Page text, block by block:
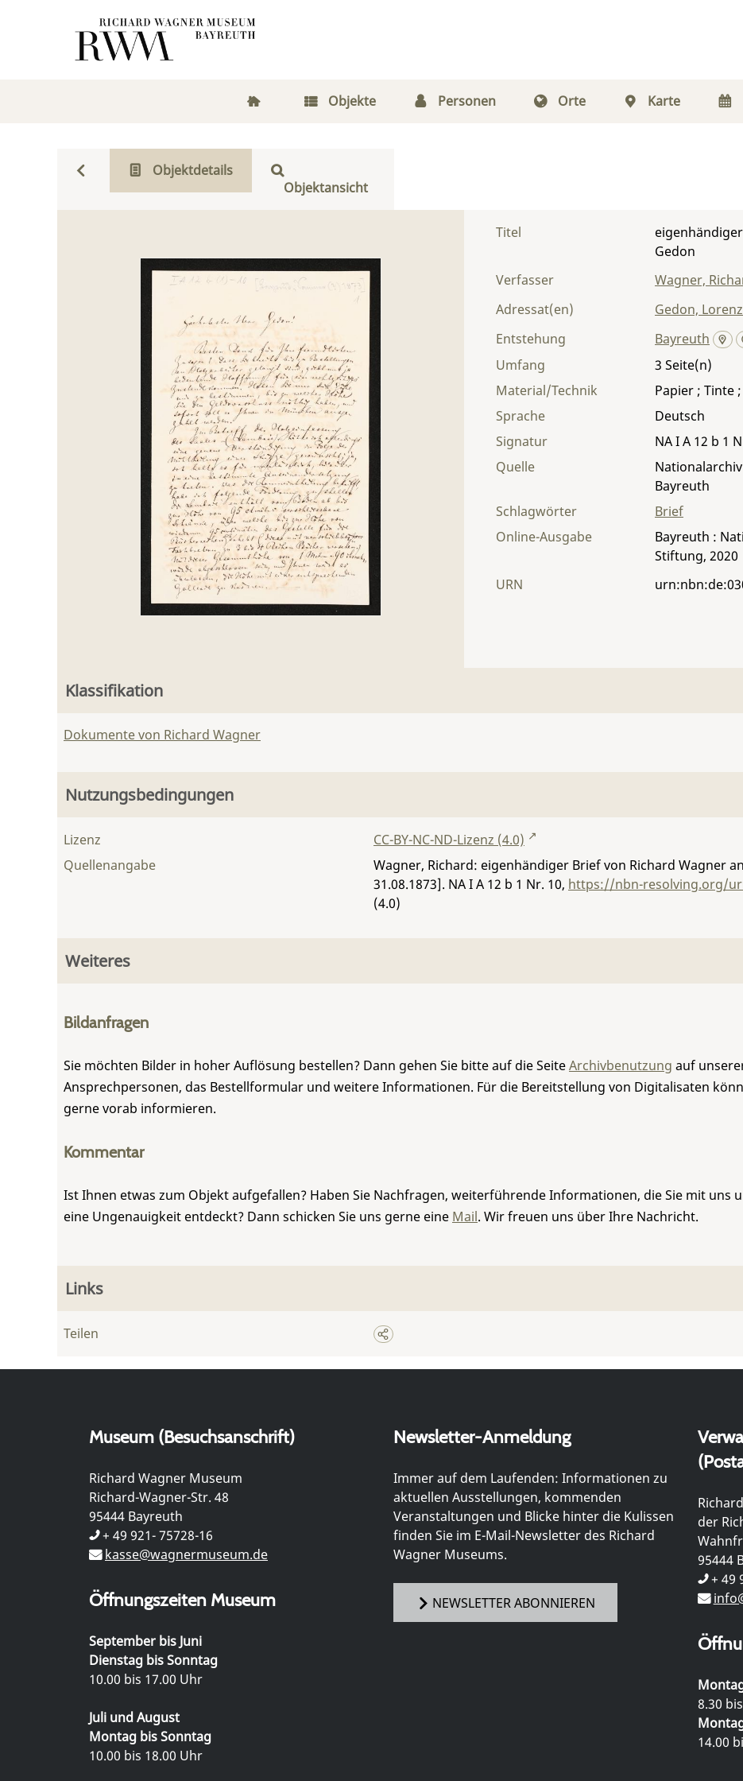
Objekte Personen Orte Karte
Objektdetails
Objektansicht
Titel
Gedon
Verfasser
Wagner,
Adressat(en)
Gedon, Lorenz
Entstehung
Bayreuth
Umfang
3
Material/Technik
Papier ; Tinte
Sprache
Deutsch
Signatur
NA I A 12 b 1
Quelle
Bayreuth
Schlagwörter
Brief
Online-Ausgabe
Bayreuth :
Stiftung, 2020
URN
Klassifikation
Dokumente von Richard Wagner
Nutzungsbedingungen
Lizenz
CC-BY-NC-ND-Lizenz (4.0)
Quellenangabe
Wagner, Richard: eigenhändiger Brief von Richard Wagner
31.08.1873]. NA I A 12 b 1 Nr. 10, https://nbn-resolving.org/
(4.0)
Weiteres
Bildanfragen
Sie möchten Bilder in hoher Auflösung bestellen? Dann gehen Sie bitte auf die SeiteArchivbenutzung auf
Ansprechpersonen, das Bestellformular und weitere Informationen. Für die Bereitstellung von Digitalisaten
gerne vorab informieren.
Kommentar
Ist Ihnen etwas zum Objekt aufgefallen? Haben Sie Nachfragen, weiterführende Informationen, die Sie mit uns
eine Ungenauigkeit entdeckt? Dann schicken Sie uns gerne eine Mail. Wir freuen uns über Ihre Nachricht.
Links
Teilen
Museum (Besuchsanschrift)
Richard Wagner Museum
Richard-Wagner-Str. 48
95444 Bayreuth
+ 49 921- 75728-16
kasse@wagnermuseum.de
Öffnungszeiten Museum
September bis Juni
Dienstag bis Sonntag
10.00 bis 17.00 Uhr
Juli und August
Montag bis Sonntag
10.00 bis 18.00 Uhr
Newsletter-Anmeldung
Immer auf dem Laufenden: Informationen zu
aktuellen Ausstellungen, kommenden
Veranstaltungen und Blicke hinter die Kulissen
finden Sie im E-Mail-Newsletter des Richard
Wagner Museums.
NEWSLETTER ABONNIEREN
der
95444
+ 49
8.30
14.00